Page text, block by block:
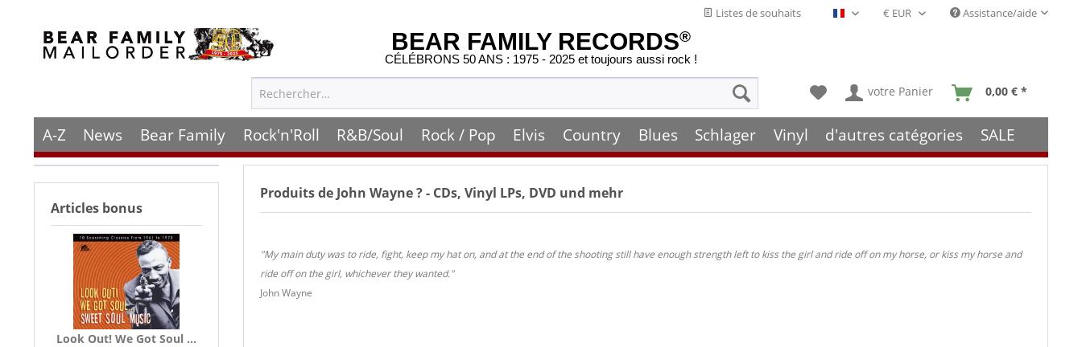
Listes de souhaits Français- FR Assistance/aide
BEAR FAMILY RECORDS®
CÉLÉBRONS 50 ANS : 1975 - 2025 et toujours aussi rock !
votre Panier 0,00 € *
A-Z News Bear Family Rock'n'Roll R&B/Soul Rock / Pop Elvis Country Blues Schlager Vinyl d'autres catégories SALE
Articles bonus
Look Out! We Got Soul ...
Produits de John Wayne? - CDs, Vinyl LPs, DVD und mehr
"My main duty was to ride, fight, keep my hat on, and at the end of the shooting still have enough strength left to kiss the girl and ride off on my horse, or kiss my horse and
ride off on the girl, whichever they wanted."
John Wayne